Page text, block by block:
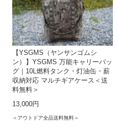
【YSGMS（ヤンサンゴムシ
ン）】YSGMS 万能キャリーバッ
グ｜10L燃料タンク・灯油缶・薪
収納対応 マルチギアケース＜送
料無料＞
13,000円
＜アウトドア全品送料無料＞